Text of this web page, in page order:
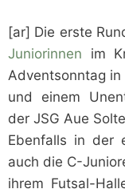
[ar] Die erste
Juniorinnen im
Adventsonntag
und einem
der JSG Aue
Ebenfalls in der
auch die C-
ihrem Futsal-